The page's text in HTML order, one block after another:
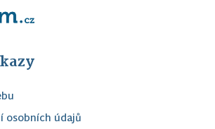
osobních údajů